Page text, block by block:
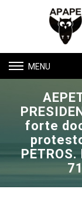
Toggle
navigation
forte